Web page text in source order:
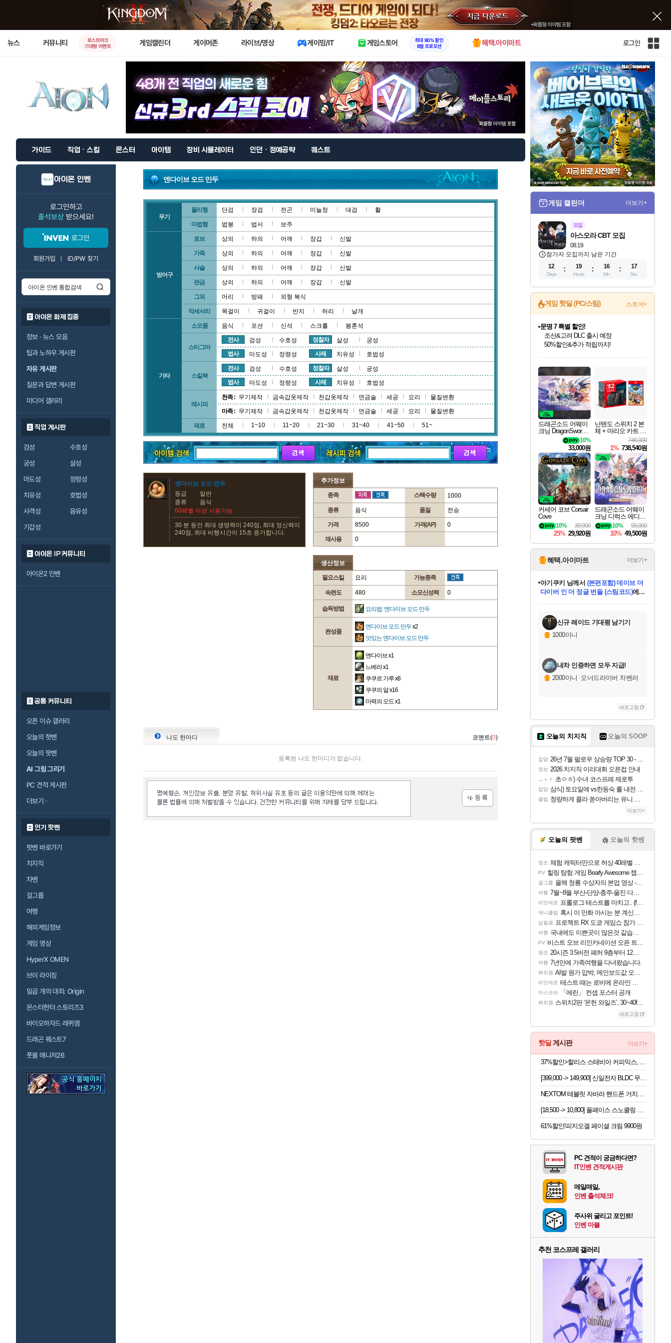
X
뉴스 커뮤니티
로스트아크
기대평 이벤트
게임캘린더 게이머존 라이브/영상 게이밍/IT 게임스토어
최대 90% 할인
8월 프로모션
혜택.아이마트 로그인
인
사
이
트
맵
가이드 직업 · 스킬 몬스터 아이템 장비 시뮬레이터 인던 · 정예공략 퀘스트
아이온 인벤
로그인하고
출석보상 받으세요!
로그인
회원가입 ID/PW 찾기
아이온 화제 집중
정보 · 뉴스 모음
팁과 노하우 게시판
자유 게시판
질문과 답변 게시판
미디어 갤러리
직업 게시판
검성
수호성
궁성
살성
마도성
정령성
치유성
호법성
사격성
음유성
기갑성
아이온 IP 커뮤니티
아이온2 인벤
공통 커뮤니티
오픈 이슈 갤러리
오늘의 핫벤
오늘의 팟벤
AI 그림 그리기
PC 견적 게시판
더보기
인기 팟벤
팟벤 바로가기
치지직
차벤
걸그룹
여행
해외게임정보
게임 영상
HyperX OMEN
브이 라이징
일곱 개의 대죄: Origin
몬스터헌터 스토리즈3
바이오하자드 레퀴엠
드래곤 퀘스트7
풋볼 매니저26
엔다이브 오드 만두
무기
물리형 단검 장검 전곤 미늘창 대검 활
마법형 법봉 법서 보주
방어구
로브 상의 하의 어깨 장갑 신발
가죽 상의 하의 어깨 장갑 신발
사슬 상의 하의 어깨 장갑 신발
판금 상의 하의 어깨 장갑 신발
그외 머리 방패 외형 복식
악세서리 목걸이 귀걸이 반지 허리 날개
기타
소모품 음식 포션 신석 스크롤 봉혼석
스티그마
전사 검성 수호성 정찰자 살성
궁성
법사
마도성 정령성 사제 치유성 호법성
스킬북
전사 검성 수호성 정찰자 살성
궁성
법사
마도성 정령성 사제 치유성 호법성
레시피
천족 : 무기제작 금속갑옷제작 천갑옷제작 연금술 세공 요리
물질변환
마족 : 무기제작 금속갑옷제작 천갑옷제작 연금술 세공 요리 물질변환
재료 전체 1~10 11~20 21~30 31~40 41~50 51~
엔다이브 오드 만두
등급
일반
종류
음식
60레벨 이상 사용가능
30 분 동안 최대 생명력이 240점, 최대 정신력이
240점, 최대 비행시간이 15초 증가합니다.
추가정보
종족 스택수량 1000
종류 음식 품질 전승
가격 8500 가격(AP) 0
재사용 0
생산정보
필요스킬 요리 가능종족
숙련도 480 소모신성력 0
습득방법 요리법: 엔다이브 오드 만두
완성품
엔다이브 오드 만두x2
맛있는 엔다이브 오드 만두
재료
엔다이브x1
느베라x1
쿠쿠르 가루x8
쿠쿠의 알x16
마력의 오드x1
나도 한마디 코멘트(0)
등록된 나도 한마디가 없습니다.
게임 캘린더 더보기+
모집
08.19
아스오라 CBT 모집
참가자 모집까지 남은 기간
12
Days
19
Hours
16
Min
17
Sec
게임 핫딜 (PC/스팀) 스토어+
최대 90% 할인가를 만나보세요!
네이버혜택과 함께 만나보세요!
문명 7 특별 할인!
조선&고려 DLC 출시 예정
50%할인&추가 적립까지!
이니&베니 혜택까지!
네이버 혜택가와 함께 예약하세요!
할인&네이버혜택으로 만나보세요!
네이버페이 혜택과 만나보세요!
40주년 프로모션으로 만나보세요!
네이버 포인트 혜택까지!
할인가에 만나보세요!
일부 에디션 상시 할인!
혜택으로 예약 판매 중
편안하게 충전하세요
드래곤소드 어웨이
크닝 DragonSword A
10%
33,000원
닌텐도 스위치 2 본
체 + 마리오 카트 월
746,000
1% 738,540원
커세어 코브 Corsair
Cove
39,900
10%
25% 29,920원
드래곤소드 어웨이
크닝 디럭스 에디션
DragonSword Awake
ning Deluxe Edition
55,000
10%
10% 49,500원
혜택.아이마트 더보기+
당첨되셨습니다.
아기쿠키 님께서 (본편포함) 데이브 더
다이버 인 더 정글 번들 (스팀코드)에
당첨되셨습니다.
당첨되셨습니다.
에디션 (스팀코드)를 교환.
당첨되셨습니다.
당첨되셨습니다.
당첨되셨습니다.
당첨되셨습니다.
신규 레이드 기대평 남기기
1000이니
내차 인증하면 모두 지급!
2000이니 · 오너드라이버 차벤러
새로고침
오늘의 치지직 오늘의 SOOP
잡담 26년 7월 팔로우 상승량 TOP 30 - 월간 치지직
정보 2026 치지직 이리대회 오픈컵 안내
ㅗㅜㅑ 초ㅇㅎ) 수녀 코스프레 제로투
잡담 삼식) 토요일에 vs한동숙 롤 내전 예정
클립 청량하게 콜라 쏟아버리는 유니 ㅋㅋㅋ
더보기+
오늘의 팟벤 오늘의 핫벤
명조 체험 캐릭터만으로 허상 40레벨 하이와티아 5분 컷!｜에이메스·린네·모니에 명함
PV 힐링 탐험 게임 Bearly Awesome 챕터 1 트레일러
걸그룹 올해 청룡 수상자의 본업 영상 - 스테이씨 윤
여행 7월~8월 부산-단양-충주-울진 다녀왔어요~
리밋제로 프롤로그 테스트를 마치고.. (feat. 리아)
애니클립 혹시 이 만화 아시는 분 계신가요
섭컬겜 프로젝트 RX 도쿄 게임쇼 참가 결정
여행 국내에도 이쁜곳이 많은것 같습니다
PV 비스트 오브 리인카네이션 오픈 트레일러
명조 20시즌 3.5버전 폐허 9층부터 12층까지 클리어 조합 | 죽음의 노래와 바닷속 폐허 |
여행 7년만에 가족여행을 다녀왔습니다.
해외겜 AI발 원가 압박, 메인보드값 오르나
리밋제로 테스트 때는 로비에 온라인 기능이 있는데
아스오라 「에린」 컨셉 포스터 공개
해외겜 스위치2판 ‘몬헌 와일즈’, 30~40fps 목표 추정
새로고침
핫딜 게시판 더보기+
61%할인!피지오겔 페이셜 크림 9900원
PC 견적이 궁금하다면?
IT인벤 견적게시판
매일매일,
인벤 출석체크!
주사위 굴리고 포인트!
인벤 마블
추천 코스프레 갤러리